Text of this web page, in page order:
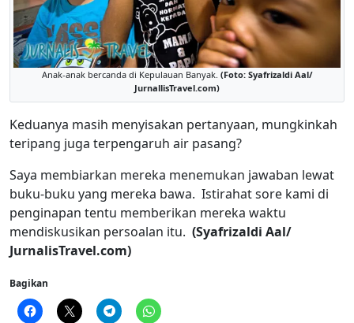
Anak-anak bercanda di Kepulauan Banyak. (Foto: Syafrizaldi Aal/
JurnallisTravel.com)
Keduanya masih menyisakan pertanyaan, mungkinkah
teripang juga terpengaruh air pasang?
Saya membiarkan mereka menemukan jawaban lewat
buku-buku yang mereka bawa. Istirahat sore kami di
penginapan tentu memberikan mereka waktu
mendiskusikan persoalan itu. (Syafrizaldi Aal/
JurnalisTravel.com)
Bagikan